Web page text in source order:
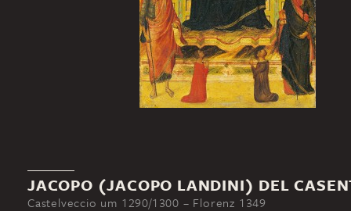
JACOPO (JACOPO LANDINI) DEL
Castelveccio um 1290/1300 – Florenz 1349